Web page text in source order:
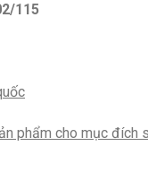
115
phẩm cho mục đích